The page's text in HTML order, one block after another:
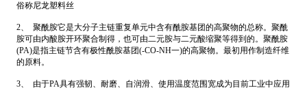
俗称尼龙塑料丝
2、 聚酰胺它是大分子主链重复单元中含有酰胺基团的高聚物的总称。聚酰
胺可由内酸胺开环聚合制得，也可由二元胺与二元酸缩聚等得到的。聚酰胺
(PA)是指主链节含有极性酰胺基团(-CO-NH一)的高聚物。最初用作制造纤维
的原料。
3、 由于PA具有强韧、耐磨、自润滑、使用温度范围宽成为目前工业中应用